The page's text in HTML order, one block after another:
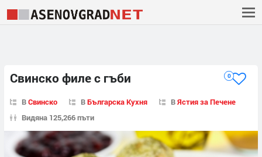
Свинско филе с гъби 0
ВСвинско ВБългарска Кухня ВЯстия за Печене
Видяна 125,266 пъти